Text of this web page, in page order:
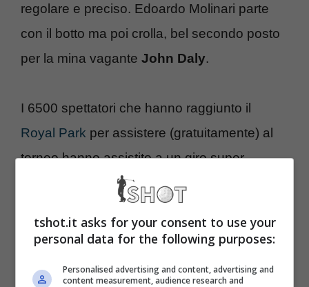
regolare e preciso. Edoardo Molinari parte
con il botto ma poi crolla, bel secondo posto
per la mina vagante John Daly.
I 6500 spettatori che hanno raggiunto il
Royal Park per assistere (gratuitamente) al
torneo hanno assistito a un giro super
dell’americano buontempone che ha
consegnato una carta da 66 colpi (- 11 totale)
che riporta la memoria ai vecchi exploit prima
tshot.it asks for your consent to use your
personal data for the following purposes:
Personalised advertising and content, advertising and
content measurement, audience research and